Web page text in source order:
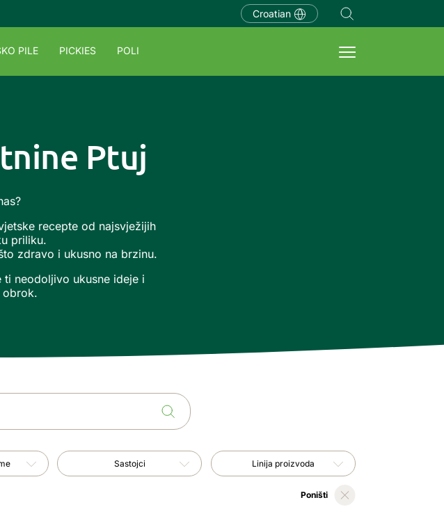
Croatian
PILE PICKIES POLI
Ptuj
recepte od najsvježijih
priliku.
zdravo i ukusno na brzinu.
neodoljivo ukusne ideje i
obrok.
Sastojci
Sastojci
RecipeHolderPage.LABEL_PRODUCT_LINE_TITLE
Linija proizvoda
Poništi